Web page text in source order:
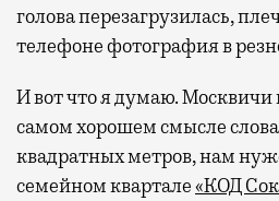
голова перезагрузилась,
телефоне фотография в
И вот что я думаю.
самом хорошем смысле
квадратных метров, нам
семейном квартале«КОД